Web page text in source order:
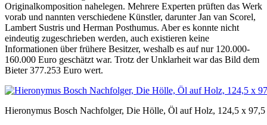
Originalkomposition nahelegen. Mehrere Experten prüften das Werk
vorab und nannten verschiedene Künstler, darunter Jan van Scorel,
Lambert Sustris und Herman Posthumus. Aber es konnte nicht
eindeutig zugeschrieben werden, auch existieren keine
Informationen über frühere Besitzer, weshalb es auf nur 120.000-
160.000 Euro geschätzt war. Trotz der Unklarheit war das Bild dem
Bieter 377.253 Euro wert.
Hieronymus Bosch Nachfolger, Die Hölle, Öl auf Holz, 124,5 x